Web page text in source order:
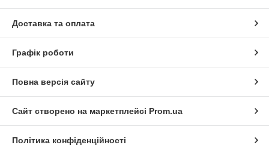
Доставка та оплата
Графік роботи
Повна версія сайту
Сайт створено на маркетплейсі Prom.ua
Політика конфіденційності